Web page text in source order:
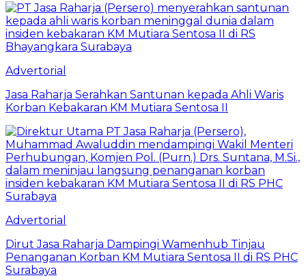
Advertorial
Jasa Raharja Serahkan Santunan kepada Ahli Waris
Korban Kebakaran KM Mutiara Sentosa II
Advertorial
Dirut Jasa Raharja Dampingi Wamenhub Tinjau
Penanganan Korban KM Mutiara Sentosa II di RS PHC
Surabaya